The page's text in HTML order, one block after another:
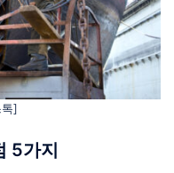
]
5가지